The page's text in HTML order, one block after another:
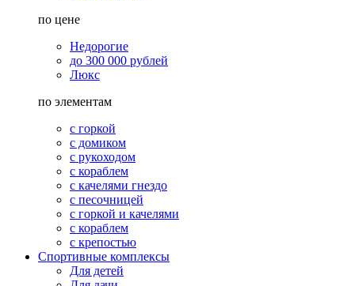
по цене
Недорогие
до 300 000 рублей
Люкс
по элементам
с горкой
с домиком
с рукоходом
с кораблем
с качелями гнездо
с песочницей
с горкой и качелями
с кораблем
с крепостью
Спортивные комплексы
Для детей